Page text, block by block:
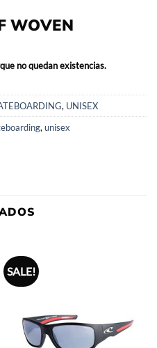
WOVEN
no quedan existencias.
, UNISEX
, unisex
SALE!